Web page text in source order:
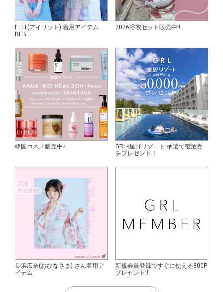
ILLIT(アイリット) 着用アイテム
BEB
2026浴衣セット販売中!!
韓国コスメ販売中♪
GRL×星野リゾート 抽選で宿泊券
をプレゼント！
長浜広奈(おひなさま) さん着用ア
イテム
新規会員登録ですぐに使える300P
プレゼント!!